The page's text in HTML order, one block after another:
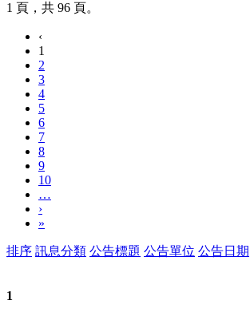
1 頁，共 96 頁。
‹
1
2
3
4
5
6
7
8
9
10
…
›
»
排序 訊息分類 公告標題 公告單位 公告日期
1